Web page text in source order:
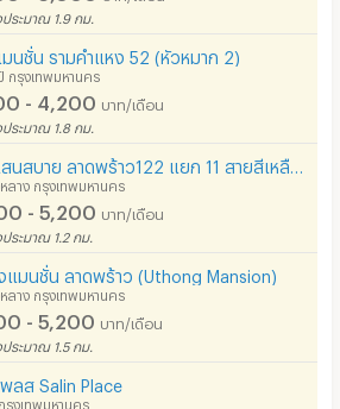
ประมาณ 1.9 กม.
นชั่น รามคำแหง 52 ​(หัวหมาก 2)
กรุงเทพมหานคร
- 4,200 บาท/เดือน
ประมาณ 1.8 กม.
ลาง กรุงเทพมหานคร
- 5,200 บาท/เดือน
ประมาณ 1.2 กม.
แมนชั่น ลาดพร้าว (Uthong Mansion)
ลาง กรุงเทพมหานคร
- 5,200 บาท/เดือน
ประมาณ 1.5 กม.
ลส Salin Place
รุงเทพมหานคร